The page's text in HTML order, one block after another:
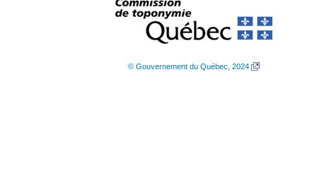
© Gouvernement du Québec, 2024